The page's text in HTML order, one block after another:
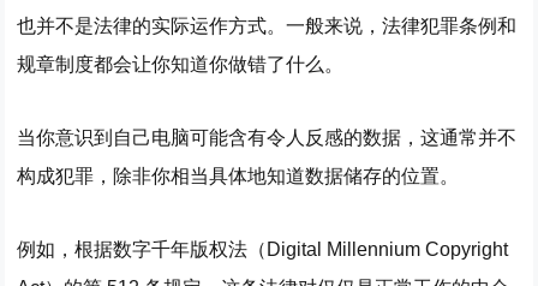
也并不是法律的实际运作方式。一般来说，法律犯罪条例和
规章制度都会让你知道你做错了什么。
当你意识到自己电脑可能含有令人反感的数据，这通常并不
构成犯罪，除非你相当具体地知道数据储存的位置。
例如，根据数字千年版权法（Digital Millennium Copyright